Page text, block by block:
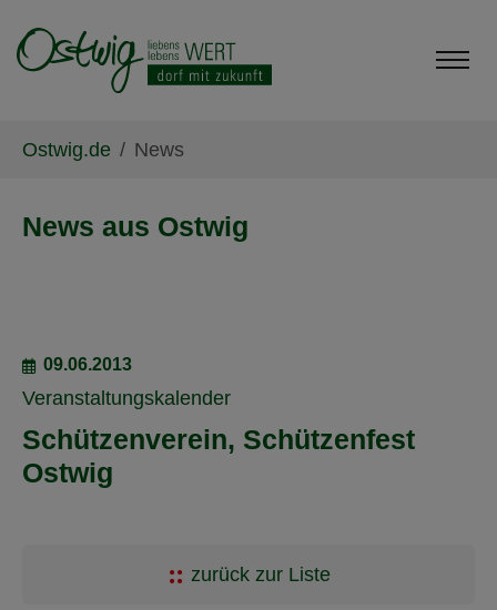
Ostwig.de News
News aus Ostwig
09.06.2013
Veranstaltungskalender
Schützenverein, Schützenfest
Ostwig
zurück zur Liste